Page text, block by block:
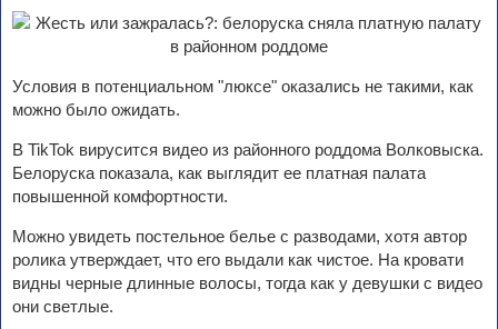
Условия в потенциальном "люксе" оказались не такими, как
можно было ожидать.
В TikTok вирусится видео из районного роддома Волковыска.
Белоруска показала, как выглядит ее платная палата
повышенной комфортности.
Можно увидеть постельное белье с разводами, хотя автор
ролика утверждает, что его выдали как чистое. На кровати
видны черные длинные волосы, тогда как у девушки с видео
они светлые.